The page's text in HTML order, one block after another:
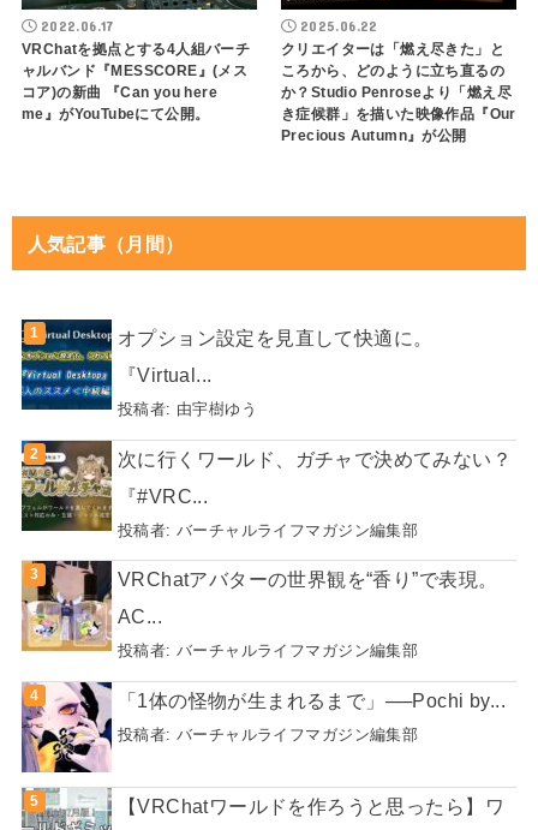
2022.06.17
VRChatを拠点とする4人組バーチ
ャルバンド『MESSCORE』(メス
コア)の新曲 『Can you here
me』がYouTubeにて公開。
2025.06.22
クリエイターは「燃え尽きた」と
ころから、どのように立ち直るの
か？Studio Penroseより「燃え尽
き症候群」を描いた映像作品『Our
Precious Autumn』が公開
人気記事（月間）
オプション設定を見直して快適に。
『Virtual...
投稿者: 由宇樹ゆう
次に行くワールド、ガチャで決めてみない？
『#VRC...
投稿者: バーチャルライフマガジン編集部
VRChatアバターの世界観を“香り”で表現。
AC...
投稿者: バーチャルライフマガジン編集部
「1体の怪物が生まれるまで」──Pochi by...
投稿者: バーチャルライフマガジン編集部
【VRChatワールドを作ろうと思ったら】ワ